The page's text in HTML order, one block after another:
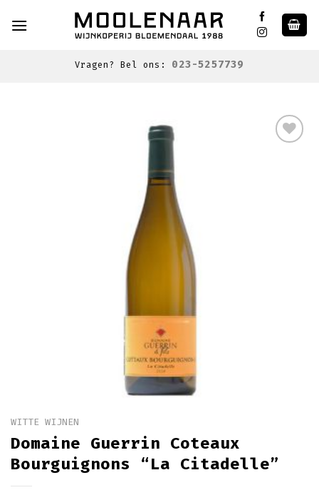
to
Vragen? Bel ons: 023-5257739
WITTE WIJNEN
Domaine Guerrin Coteaux
Bourguignons “La Citadelle”